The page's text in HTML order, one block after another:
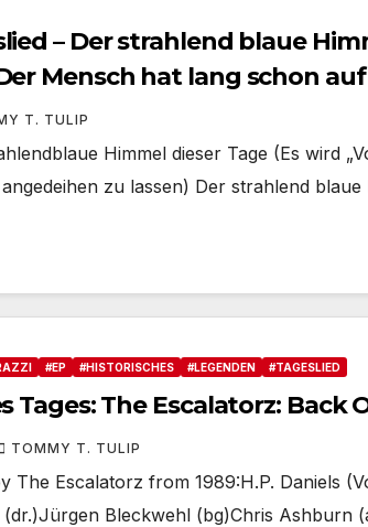
– Der strahlend blaue
Mensch hat lang schon
Earth jetzt kurt.
T. TULIP
Himmel dieser Tage (Es wird
zu lassen) Der strahlend blaue
#EP #HISTORISCHES #LEGENDEN #TAGESLIED
Tages: The Escalatorz: Back
TOMMY T. TULIP
The Escalatorz from 1989:H.P. Daniels
(dr.)Jürgen Bleckwehl (bg)Chris Ashburn